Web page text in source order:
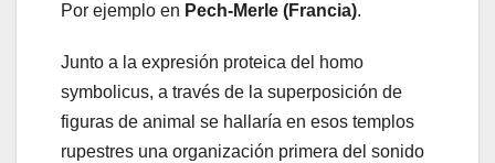
Por ejemplo en Pech-Merle (Francia).
Junto a la expresión proteica del homo
symbolicus, a través de la superposición de
figuras de animal se hallaría en esos templos
rupestres una organización primera del sonido